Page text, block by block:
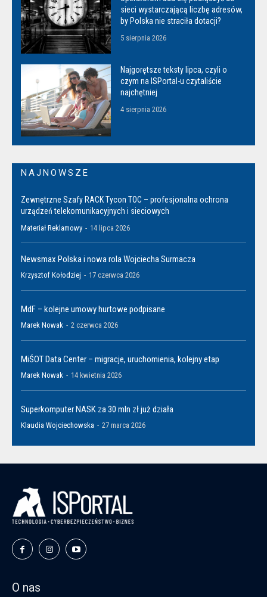
sieci wystarczającą liczbę adresów,
by Polska nie straciła dotacji?
5 sierpnia 2026
Najgorętsze teksty lipca, czyli o
czym na ISPortal-u czytaliście
najchętniej
4 sierpnia 2026
NAJNOWSZE
Zewnętrzne Szafy RACK Tycon TOC – profesjonalna ochrona
urządzeń telekomunikacyjnych i sieciowych
Materiał Reklamowy - 14 lipca 2026
Newsmax Polska i nowa rola Wojciecha Surmacza
Krzysztof Kołodziej - 17 czerwca 2026
MdF – kolejne umowy hurtowe podpisane
Marek Nowak - 2 czerwca 2026
MiŚOT Data Center – migracje, uruchomienia, kolejny etap
Marek Nowak - 14 kwietnia 2026
Superkomputer NASK za 30 mln zł już działa
Klaudia Wojciechowska - 27 marca 2026
O nas